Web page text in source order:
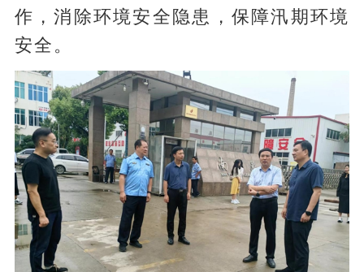
作，消除环境安全隐患，保障汛期环境
安全。